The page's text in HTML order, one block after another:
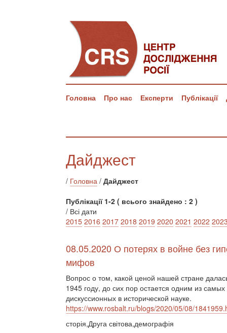
Головна Про нас Експерти Публікації
Дайджест
/ Головна / Дайджест
Публікації 1-2 ( всього знайдено : 2 )
/ Всі дати
2015 2016 2017 2018 2019 2020 2021 2022
08.05.2020 О потерях в войне без
мифов
Вопрос о том, какой ценой нашей стране
1945 году, до сих пор остается одним из самых
дискуссионных в исторической науке.
https://www.rosbalt.ru/blogs/2020/05/08/
сторія,Друга світова,демографія